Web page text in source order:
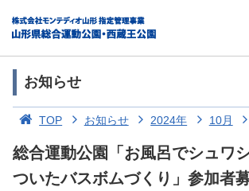
お知らせ
TOP お知らせ 2024年 10月
総合運動公園「お風呂でシュワ
ついたバスボムづくり」参加者